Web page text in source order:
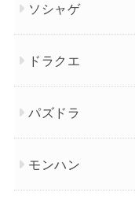
ソシャゲ
ドラクエ
パズドラ
モンハン